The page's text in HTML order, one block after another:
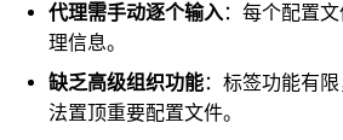
代理需手动逐个输入：每个配置
理信息。
缺乏高级组织功能：标签功能有
法置顶重要配置文件。